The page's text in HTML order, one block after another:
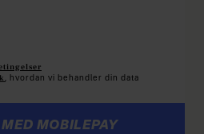
, hvordan vi behandler din data
MOBILEPAY